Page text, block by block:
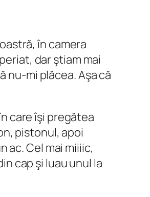
în camera
dar ştiam mai
nu-mi plăcea. Aşa că
care îşi pregătea
pistonul, apoi
ac.Cel mai miiiic,
cap şi luau unul la